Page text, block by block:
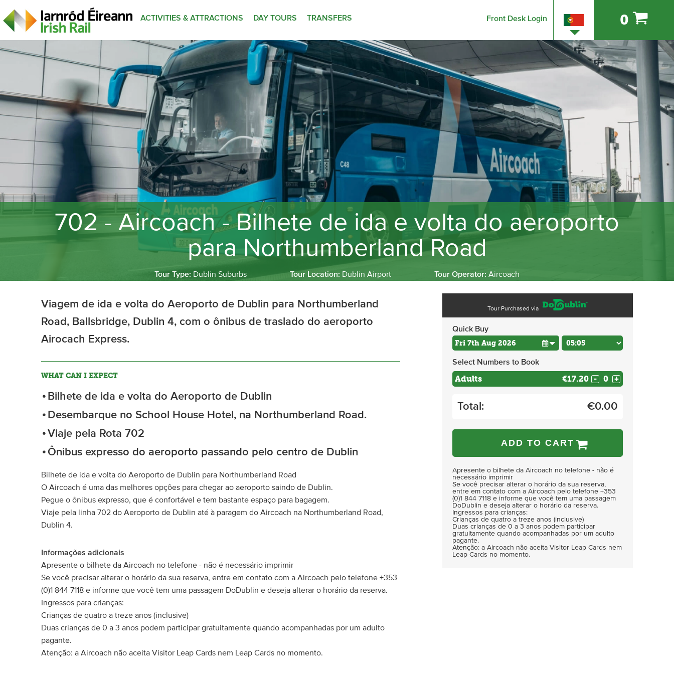
ACTIVITIES & ATTRACTIONS DAY TOURS TRANSFERS Front Desk Login 0
702 - Aircoach - Bilhete de ida e volta do aeroporto
para Northumberland Road
Tour Type: Dublin Suburbs Tour Location: Dublin Airport Tour Operator: Aircoach
Viagem de ida e volta do Aeroporto de Dublin para Northumberland
Road, Ballsbridge, Dublin 4, com o ônibus de traslado do aeroporto
Airocach Express.
WHAT CAN I EXPECT
Bilhete de ida e volta do Aeroporto de Dublin
Desembarque no School House Hotel, na Northumberland Road.
Viaje pela Rota 702
Ônibus expresso do aeroporto passando pelo centro de Dublin
Bilhete de ida e volta do Aeroporto de Dublin para Northumberland Road
O Aircoach é uma das melhores opções para chegar ao aeroporto saindo de Dublin.
Pegue o ônibus expresso, que é confortável e tem bastante espaço para bagagem.
Viaje pela linha 702 do Aeroporto de Dublin até à paragem do Aircoach na Northumberland Road,
Dublin 4.
Informações adicionais
Apresente o bilhete da Aircoach no telefone - não é necessário imprimir
Se você precisar alterar o horário da sua reserva, entre em contato com a Aircoach pelo telefone +353
(0)1 844 7118 e informe que você tem uma passagem DoDublin e deseja alterar o horário da reserva.
Ingressos para crianças:
Crianças de quatro a treze anos (inclusive)
Duas crianças de 0 a 3 anos podem participar gratuitamente quando acompanhadas por um adulto
pagante.
Atenção: a Aircoach não aceita Visitor Leap Cards nem Leap Cards no momento.
Tour Purchased via
Quick Buy
Select Numbers to Book
Adults €17.20 - +
Total: €0.00
ADD TO CART
Apresente o bilhete da Aircoach no telefone - não é
necessário imprimir
Se você precisar alterar o horário da sua reserva,
entre em contato com a Aircoach pelo telefone +353
(0)1 844 7118 e informe que você tem uma passagem
DoDublin e deseja alterar o horário da reserva.
Ingressos para crianças:
Crianças de quatro a treze anos (inclusive)
Duas crianças de 0 a 3 anos podem participar
gratuitamente quando acompanhadas por um adulto
pagante.
Atenção: a Aircoach não aceita Visitor Leap Cards nem
Leap Cards no momento.